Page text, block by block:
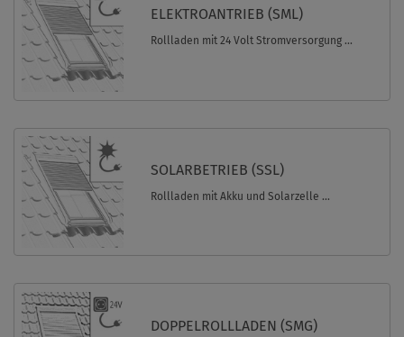
ELEKTROANTRIEB (SML)
Rollladen mit 24 Volt Stromversorgung ...
SOLARBETRIEB (SSL)
Rollladen mit Akku und Solarzelle ...
DOPPELROLLLADEN (SMG)